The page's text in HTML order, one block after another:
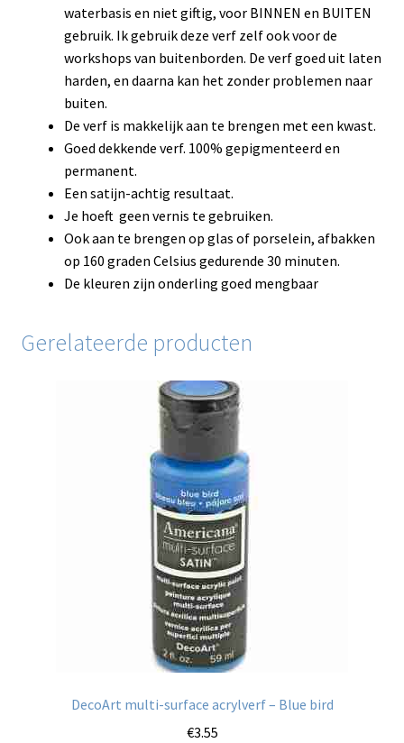
waterbasis en niet giftig, voor BINNEN en BUITEN
gebruik. Ik gebruik deze verf zelf ook voor de
workshops van buitenborden. De verf goed uit laten
harden, en daarna kan het zonder problemen naar
buiten.
De verf is makkelijk aan te brengen met een kwast.
Goed dekkende verf. 100% gepigmenteerd en
permanent.
Een satijn-achtig resultaat.
Je hoeft geen vernis te gebruiken.
Ook aan te brengen op glas of porselein, afbakken
op 160 graden Celsius gedurende 30 minuten.
De kleuren zijn onderling goed mengbaar
Gerelateerde producten
DecoArt multi-surface acrylverf – Blue bird
€3.55